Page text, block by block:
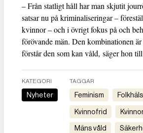
– Från statligt håll har man skjutit
satsar nu på kriminaliseringar –
kvinnor – och i övrigt fokus på och
förövande män. Den kombinationen
förstår den som kan våld, säger hon
KATEGORI
Nyheter
TAGGAR
feminism
kvinnofrid
mäns våld